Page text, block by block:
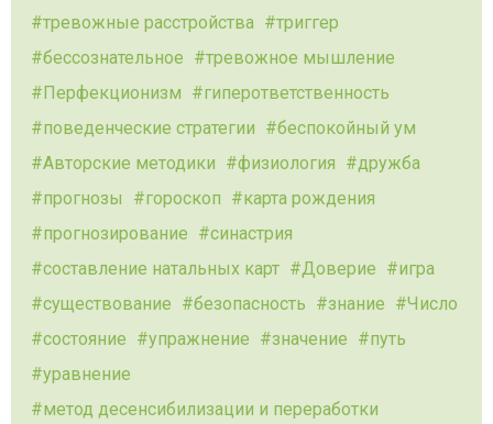
тревожные расстройства
триггер
бессознательное
тревожное мышление
Перфекционизм
гиперответственность
поведенческие стратегии
беспокойный ум
Авторские методики
физиология
дружба
прогнозы
гороскоп
карта рождения
прогнозирование
синастрия
составление натальных карт
Доверие
игра
существование
безопасность знание
Число
состояние
упражнение значение
путь
уравнение
метод десенсибилизации и переработки